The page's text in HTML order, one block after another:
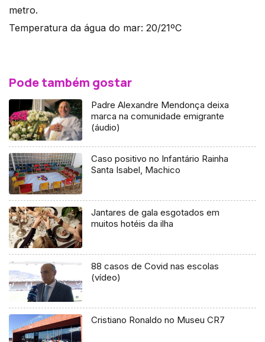
metro.
Temperatura da água do mar: 20/21ºC
Pode também gostar
Padre Alexandre Mendonça deixa
marca na comunidade emigrante
(áudio)
Caso positivo no Infantário Rainha
Santa Isabel, Machico
Jantares de gala esgotados em
muitos hotéis da ilha
88 casos de Covid nas escolas
(vídeo)
Cristiano Ronaldo no Museu CR7